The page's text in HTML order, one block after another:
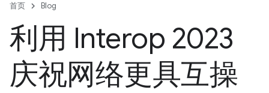
首页 Blog
利用 Interop 2023
庆祝网络更具互操